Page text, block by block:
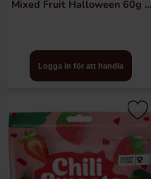
Mixed Fruit Halloween 60g x
Logga in för att handla